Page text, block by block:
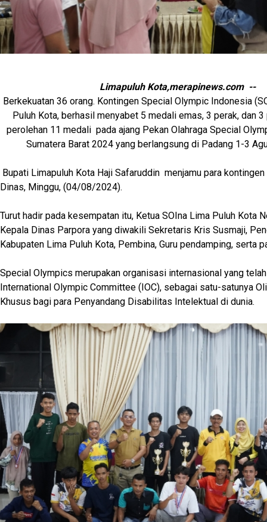
Limapuluh Kota,merapinews.com --
Berkekuatan 36 orang. Kontingen Special Olympic Indonesia
Puluh Kota, berhasil menyabet 5 medali emas, 3 perak, dan
perolehan 11 medali pada ajang Pekan Olahraga Special
Sumatera Barat 2024 yang berlangsung di Padang 1-3
Bupati Limapuluh Kota Haji Safaruddin menjamu para
Dinas, Minggu, (04/08/2024).
Turut hadir pada kesempatan itu, Ketua SOIna Lima Puluh Kota
Kepala Dinas Parpora yang diwakili Sekretaris Kris Susmaji,
Kabupaten Lima Puluh Kota, Pembina, Guru pendamping, serta
Special Olympics merupakan organisasi internasional yang
International Olympic Committee (IOC), sebagai satu-satunya
Khusus bagi para Penyandang Disabilitas Intelektual di dunia.